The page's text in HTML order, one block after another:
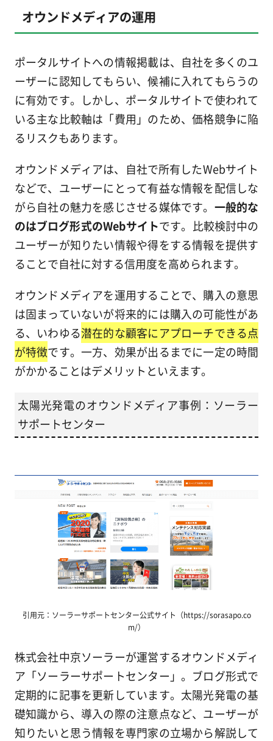
オウンドメディアの運用
ポータルサイトへの情報掲載は、自社を多くのユ
ーザーに認知してもらい、候補に入れてもらうの
に有効です。しかし、ポータルサイトで使われて
いる主な比較軸は「費用」のため、価格競争に陥
るリスクもあります。
オウンドメディアは、自社で所有したWebサイト
などで、ユーザーにとって有益な情報を配信しな
がら自社の魅力を感じさせる媒体です。 一般的な
のはブログ形式のWebサイトです。比較検討中の
ユーザーが知りたい情報や得をする情報を提供す
ることで自社に対する信用度を高められます。
オウンドメディアを運用することで、購入の意思
は固まっていないが将来的には購入の可能性があ
る、いわゆる潜在的な顧客にアプローチできる点
が特徴です。一方、効果が出るまでに一定の時間
がかかることはデメリットといえます。
太陽光発電のオウンドメディア事例：ソーラー
サポートセンター
引用元：ソーラーサポートセンター公式サイト（https://sorasapo.co
m/）
株式会社中京ソーラーが運営するオウンドメディ
ア「ソーラーサポートセンター」。ブログ形式で
定期的に記事を更新しています。太陽光発電の基
礎知識から、導入の際の注意点など、ユーザーが
知りたいと思う情報を専門家の立場から解説して